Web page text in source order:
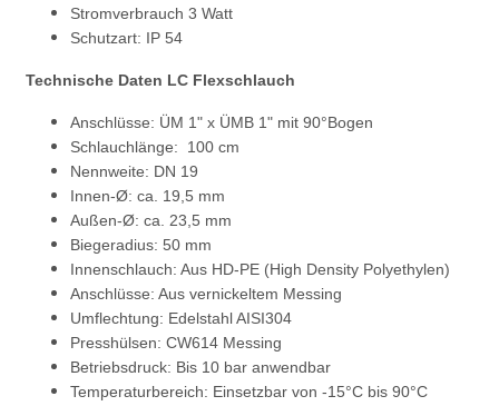
Stromverbrauch 3 Watt
Schutzart: IP 54
Technische Daten LC Flexschlauch
Anschlüsse: ÜM 1" x ÜMB 1" mit 90°Bogen
Schlauchlänge: 100 cm
Nennweite: DN 19
Innen-Ø: ca. 19,5 mm
Außen-Ø: ca. 23,5 mm
Biegeradius: 50 mm
Innenschlauch: Aus HD-PE (High Density Polyethylen)
Anschlüsse: Aus vernickeltem Messing
Umflechtung: Edelstahl AISI304
Presshülsen: CW614 Messing
Betriebsdruck: Bis 10 bar anwendbar
Temperaturbereich: Einsetzbar von -15°C bis 90°C